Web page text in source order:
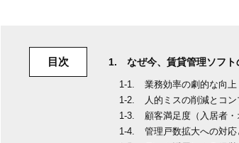
目次 なぜ今、賃貸管理ソフ
業務効率の劇的な向上
人的ミスの削減とコ
顧客満足度（入居者
管理戸数拡大への対